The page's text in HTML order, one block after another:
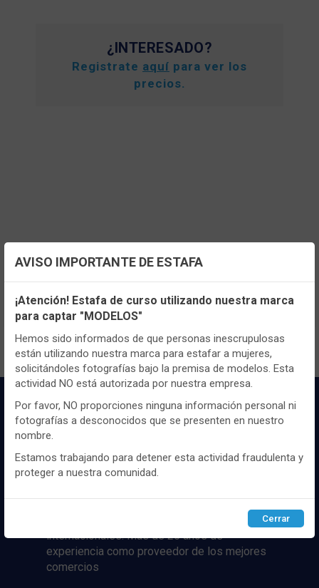
¿INTERESADO?
Registrate aquí para ver los
precios.
TENEMOS MUCHOS MÁS !
Registrateaquípara poder ver todo el
contenido y los precios.
internacionales. Más de 25 años de
experiencia como proveedor de los mejores
comercios
Configuración de cookies
Utilizamos cookies propias y de terceros, de sesión o
persistentes, para hacer funcionar de manera segura nuestra
página web y personalizar su contenido.
Igualmente, utilizamos cookies para medir y obtener datos de
la navegación que realizas y para ajustar el contenido a tus
gustos y preferencias.
Puedesconfigurary aceptar el uso de cookies a tu gusto.
Para obtener más información visita nuestra
cookies.
Configurar Rechazar ACEPTAR
AVISO IMPORTANTE DE ESTAFA
¡Atención! Estafa de curso utilizando nuestra marca
para captar "MODELOS"
Hemos sido informados de que personas inescrupulosas
están utilizando nuestra marca para estafar a mujeres,
solicitándoles fotografías bajo la premisa de modelos. Esta
actividad NO está autorizada por nuestra empresa.
Por favor, NO proporciones ninguna información personal ni
fotografías a desconocidos que se presenten en nuestro
nombre.
Estamos trabajando para detener esta actividad fraudulenta y
proteger a nuestra comunidad.
Cerrar